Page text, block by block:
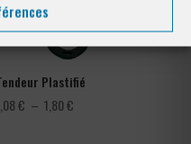
Plastifié
€ – 1,80€